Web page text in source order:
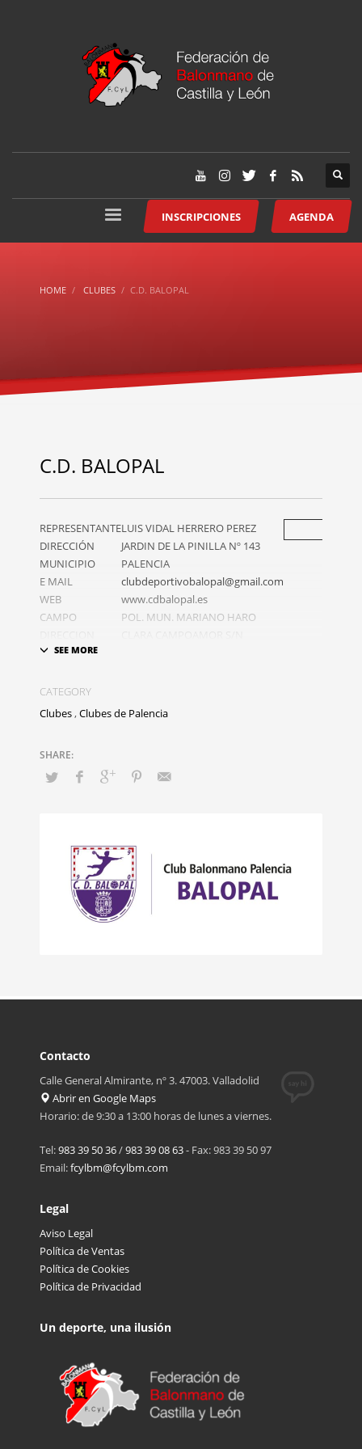
INSCRIPCIONES AGENDA
HOME CLUBES C.D. BALOPAL
C.D. BALOPAL
REPRESENTANTELUIS VIDAL HERRERO PEREZ
DIRECCIÓN
JARDIN DE LA PINILLA Nº 143
MUNICIPIO
PALENCIA
E MAIL
clubdeportivobalopal@gmail.com
WEB
www.cdbalopal.es
CAMPO
POL. MUN. MARIANO HARO
CAMPO
CAMPO
Opciones:
– SEMILLAS KWS BALOPAL (JUVENIL
MASCULINA)
– ASESORIA VALDEOLMILLOS BALOPAL
(CADETE MASCULINO)
– RTE. TRANSILVANIA BALOPAL
MASCULINO)
– ACEITE FERGUS BALOPAL (INFANTIL
MASCULINO)
CATEGORY
Clubes,Clubes de Palencia
Contacto
Calle General Almirante, nº 3. 47003. Valladolid
Abrir en Google Maps
Horario: de 9:30 a 13:00 horas de lunes a viernes.
Tel:983 39 50 36/983 39 08 63- Fax: 983 39 50 97
Email:fcylbm@fcylbm.com
Legal
Aviso Legal
Política de Ventas
Política de Cookies
Política de Privacidad
Un deporte, una ilusión